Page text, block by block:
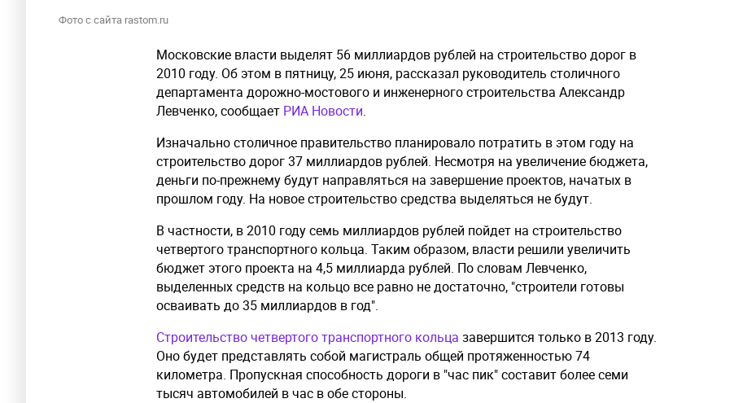
Фото с сайта rastom.ru
Московские власти выделят 56 миллиардов рублей на строительство дорог в
2010 году. Об этом в пятницу, 25 июня, рассказал руководитель столичного
департамента дорожно-мостового и инженерного строительства Александр
Левченко, сообщает РИА Новости.
Изначально столичное правительство планировало потратить в этом году на
строительство дорог 37 миллиардов рублей. Несмотря на увеличение бюджета,
деньги по-прежнему будут направляться на завершение проектов, начатых в
прошлом году. На новое строительство средства выделяться не будут.
В частности, в 2010 году семь миллиардов рублей пойдет на строительство
четвертого транспортного кольца. Таким образом, власти решили увеличить
бюджет этого проекта на 4,5 миллиарда рублей. По словам Левченко,
выделенных средств на кольцо все равно не достаточно, "строители готовы
осваивать до 35 миллиардов в год".
Строительство четвертого транспортного кольца завершится только в 2013 году.
Оно будет представлять собой магистраль общей протяженностью 74
километра. Пропускная способность дороги в "час пик" составит более семи
тысяч автомобилей в час в обе стороны.